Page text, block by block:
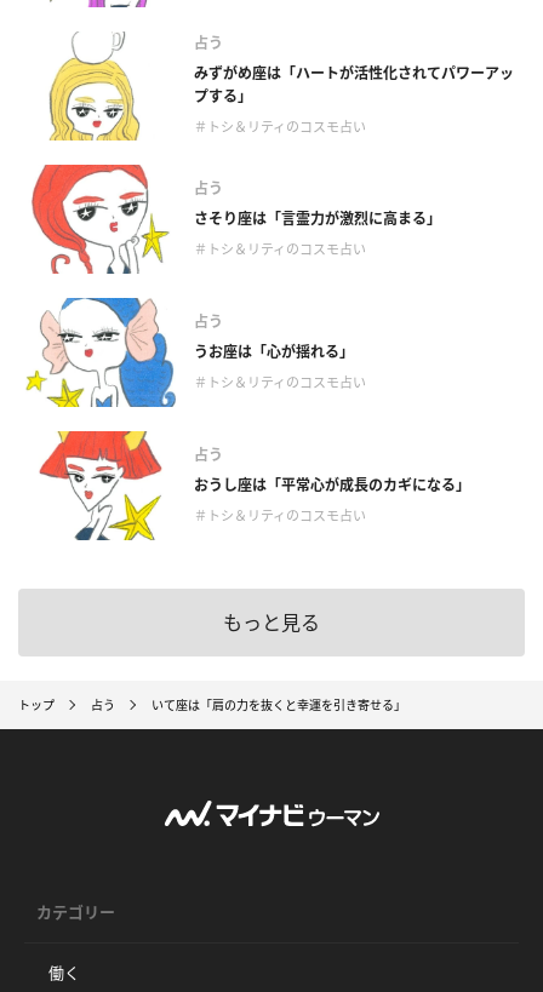
占う
みずがめ座は「ハートが活性化されてパワーアッ
プする」
＃トシ＆リティのコスモ占い
占う
さそり座は「言霊力が激烈に高まる」
＃トシ＆リティのコスモ占い
占う
うお座は「心が揺れる」
＃トシ＆リティのコスモ占い
占う
おうし座は「平常心が成長のカギになる」
＃トシ＆リティのコスモ占い
もっと見る
トップ 占う いて座は「肩の力を抜くと幸運を引き寄せる」
カテゴリー
働く